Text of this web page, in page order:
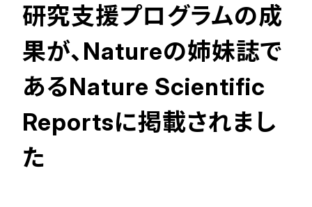
研究支援プログラムの成
果が、Natureの姉妹誌で
あるNature Scientific
Reportsに掲載されまし
た